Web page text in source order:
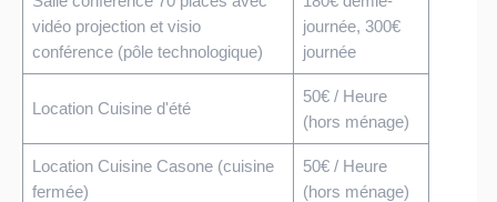
vidéo projection et visio
conférence (pôle technologique)
journée, 300€
journée
Location Cuisine d'été
50€ / Heure
(hors ménage)
Location Cuisine Casone (cuisine
fermée)
50€ / Heure
(hors ménage)